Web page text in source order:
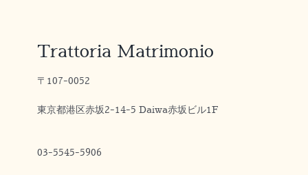
Trattoria Matrimonio
〒107-0052
東京都港区赤坂2-14-5 Daiwa赤坂ビル1F
03-5545-5906